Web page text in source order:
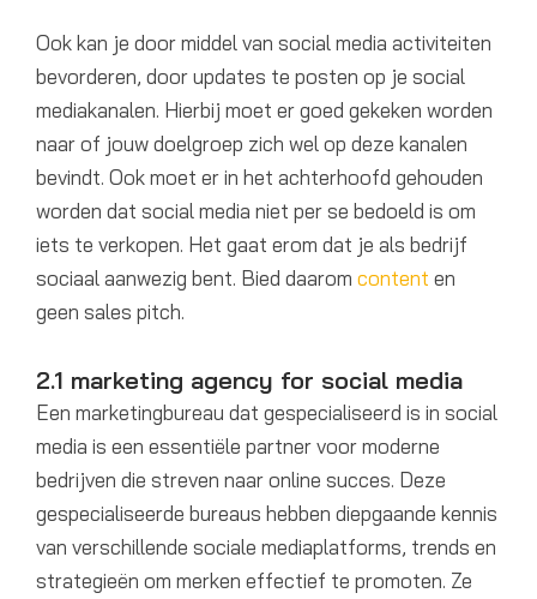
Ook kan je door middel van social media activiteiten
bevorderen, door updates te posten op je social
mediakanalen. Hierbij moet er goed gekeken worden
naar of jouw doelgroep zich wel op deze kanalen
bevindt. Ook moet er in het achterhoofd gehouden
worden dat social media niet per se bedoeld is om
iets te verkopen. Het gaat erom dat je als bedrijf
sociaal aanwezig bent. Bied daarom content en
geen sales pitch.
2.1 marketing agency for social media
Een marketingbureau dat gespecialiseerd is in social
media is een essentiële partner voor moderne
bedrijven die streven naar online succes. Deze
gespecialiseerde bureaus hebben diepgaande kennis
van verschillende sociale mediaplatforms, trends en
strategieën om merken effectief te promoten. Ze